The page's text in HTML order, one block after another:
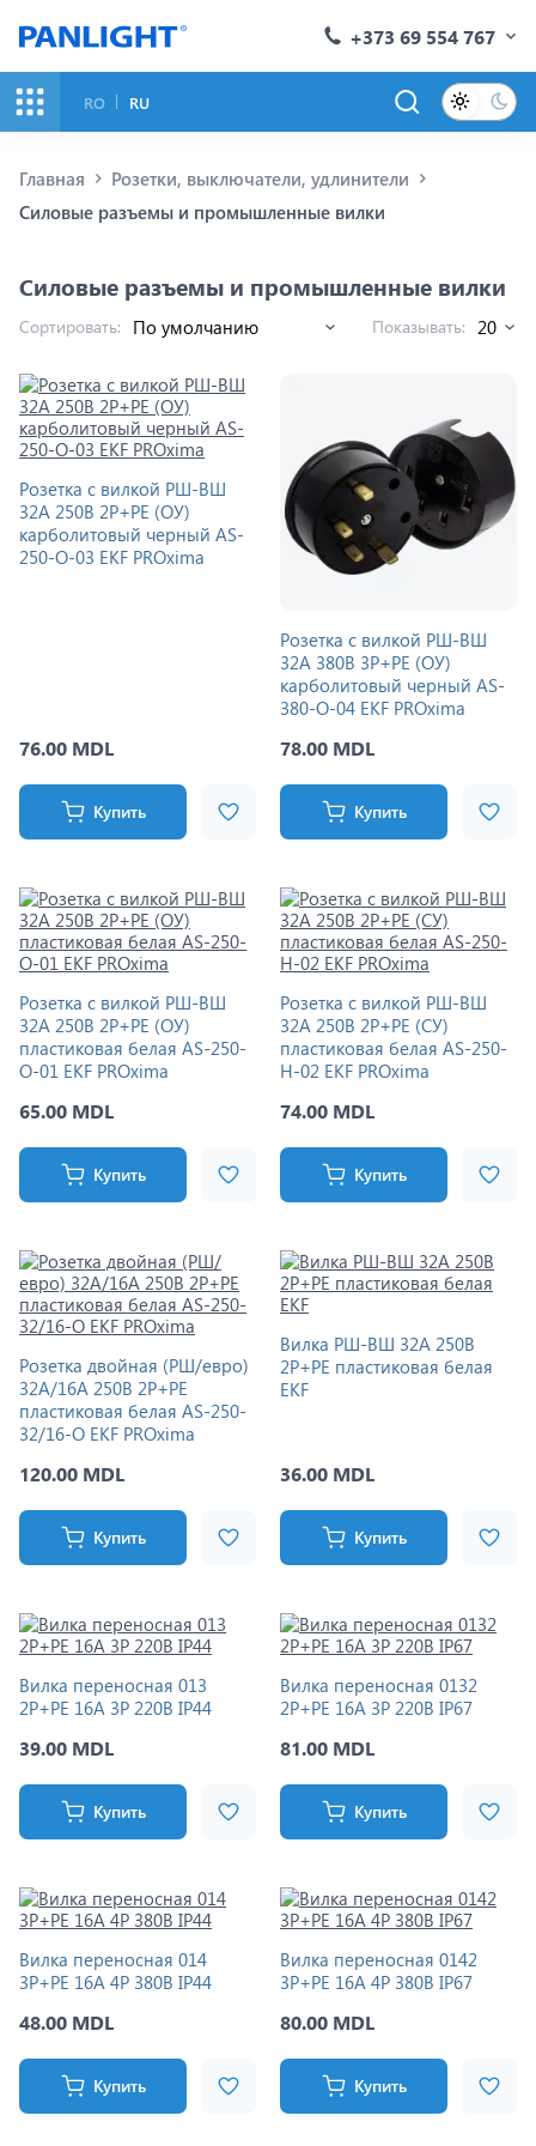
+373 69 554 767
RO RU
Главная
Розетки, выключатели, удлинители
Силовые разъемы и промышленные вилки
Силовые разъемы и промышленные вилки
Сортировать: Показывать:
Розетка с вилкой РШ-ВШ
32A 250В 2P+PE (ОУ)
карболитовый черный AS-
250-O-03 EKF PROxima
76.00 MDL
Купить
Розетка с вилкой РШ-ВШ
32A 380В 3P+PE (ОУ)
карболитовый черный AS-
380-O-04 EKF PROxima
78.00 MDL
Купить
Розетка с вилкой РШ-ВШ
32A 250В 2P+PE (ОУ)
пластиковая белая AS-250-
O-01 EKF PROxima
65.00 MDL
Купить
Розетка с вилкой РШ-ВШ
32A 250В 2P+PE (СУ)
пластиковая белая AS-250-
H-02 EKF PROxima
74.00 MDL
Купить
Розетка двойная (РШ/евро)
32А/16A 250В 2P+PE
пластиковая белая AS-250-
32/16-O EKF PROxima
120.00 MDL
Купить
Вилка РШ-ВШ 32А 250В
2P+PE пластиковая белая
EKF
36.00 MDL
Купить
Вилка переносная 013
2P+PE 16A 3P 220В IP44
39.00 MDL
Купить
Вилка переносная 0132
2P+PE 16A 3P 220В IP67
81.00 MDL
Купить
Вилка переносная 014
3P+PE 16A 4P 380В IP44
48.00 MDL
Купить
Вилка переносная 0142
3P+PE 16A 4P 380В IP67
80.00 MDL
Купить